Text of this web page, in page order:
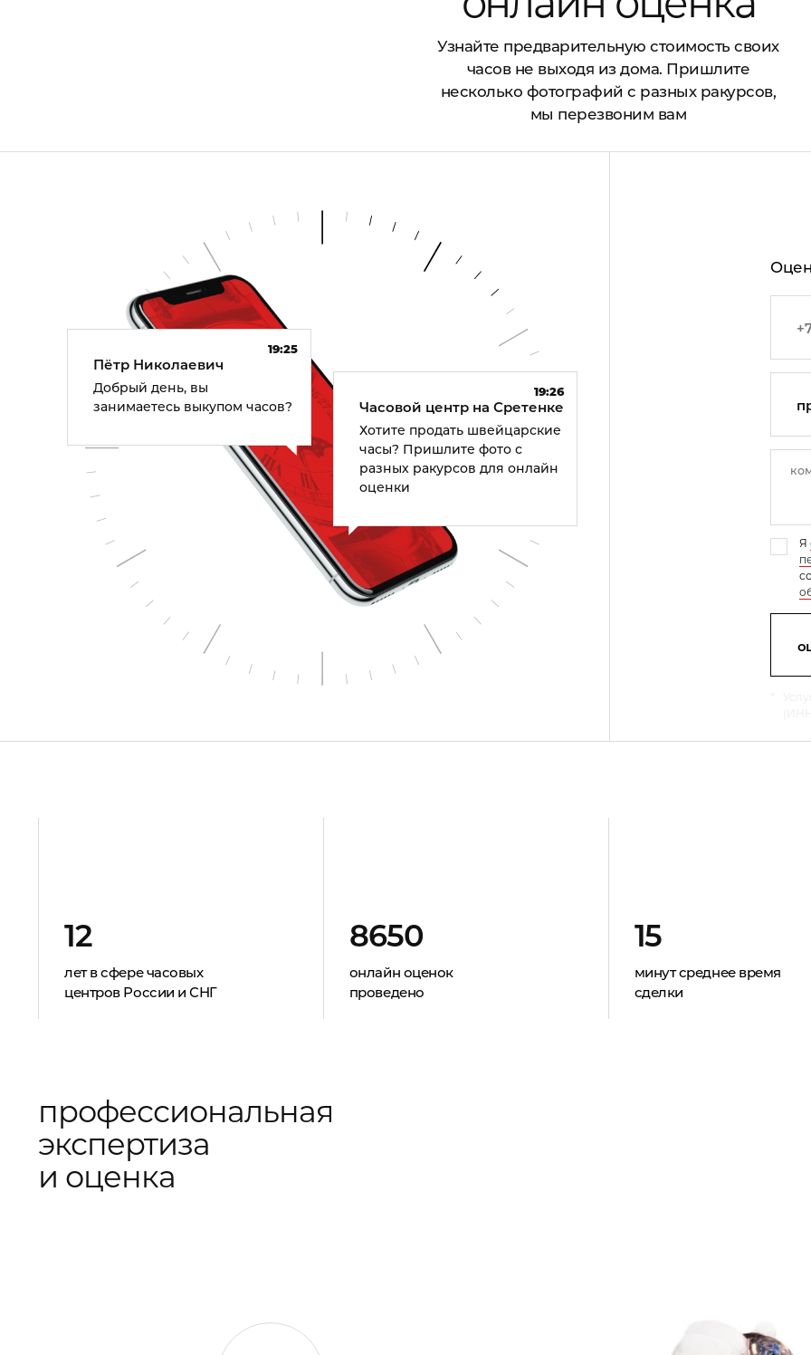
Узнайте предварительную стоимость своих
часов не выходя из дома. Пришлите
несколько фотографий с разных ракурсов,
мы перезвоним вам
19:25
Пётр Николаевич
Добрый день, вы
занимаетесь выкупом часов?
19:26
Часовой центр на Сретенке
Хотите продать швейцарские
часы? Пришлите фото с
разных ракурсов для онлайн
оценки
Я
12
лет в сфере часовых
центров России и СНГ
8650
онлайн оценок
проведено
15
минут среднее время
сделки
профессиональная
экспертиза
и оценка